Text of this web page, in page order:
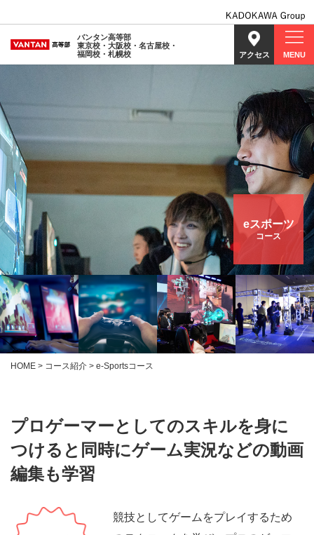
バンタン高等部
東京校・大阪校・名古屋校・
福岡校・札幌校
MENU
アクセス
eスポーツ
コース
HOME > コース紹介 > e-Sportsコース
プロゲーマーとしてのスキルを身に
つけると同時にゲーム実況などの動画
編集も学習
競技としてゲームをプレイするため